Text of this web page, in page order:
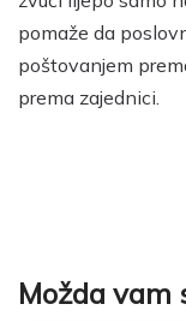
pomaže da
poštovanjem
prema zajednici.
Možda vam